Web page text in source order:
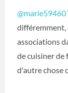
@marie59460
différemment,
associations
de cuisiner de
d'autre chose